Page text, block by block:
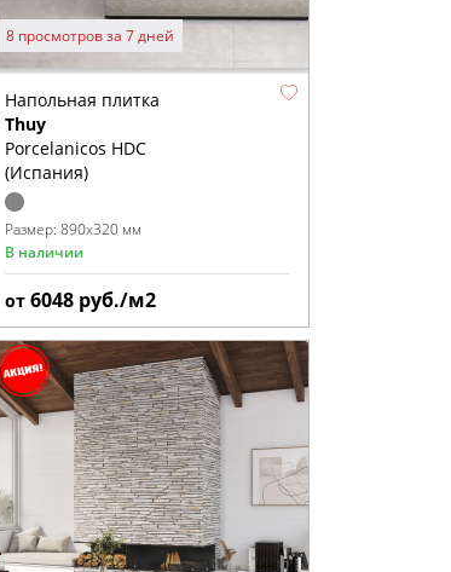
8 просмотров за 7 дней
Напольная плитка
Thuy
Porcelanicos HDC
(Испания)
Размер: 890x320 мм
В наличии
от 6048 руб./м2